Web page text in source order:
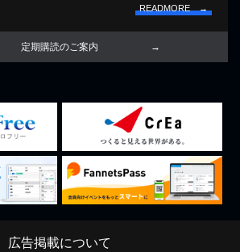
READMORE →
定期購読のご案内
広告掲載について